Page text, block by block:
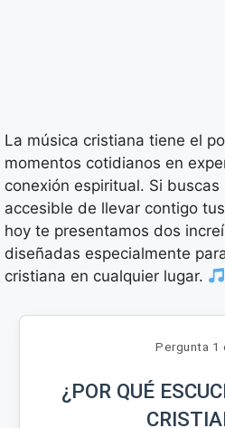
La música cristiana tiene el
momentos cotidianos en
conexión espiritual. Si
accesible de llevar contigo
hoy te presentamos dos
diseñadas especialmente
cristiana en cualquier lugar.
Pergunta 1
¿POR QUÉ